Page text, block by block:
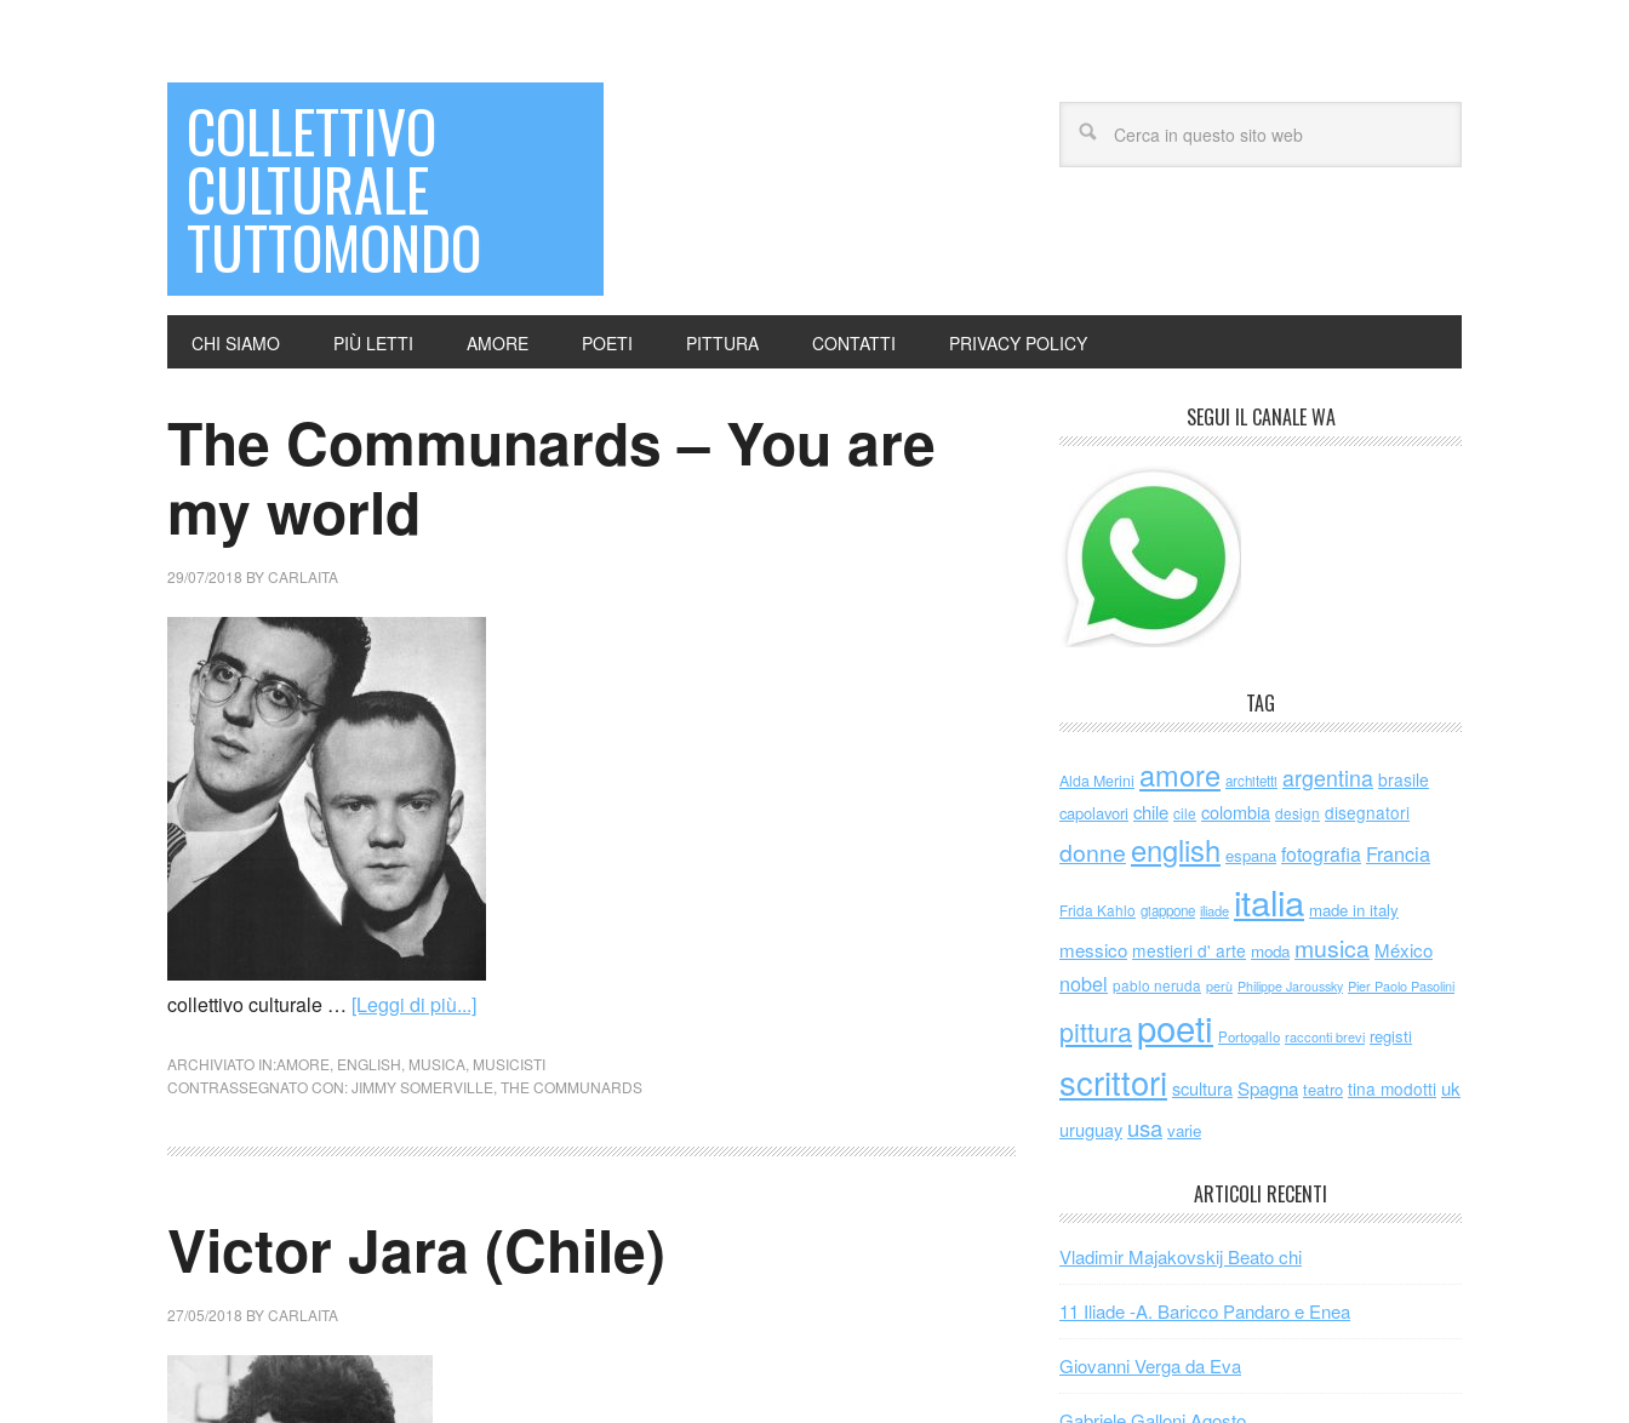
COLLETTIVO
CULTURALE
TUTTOMONDO
CHI SIAMO PIÙ LETTI AMORE POETI PITTURA CONTATTI PRIVACY POLICY
The Communards – You are
my world
29/07/2018 BYCARLAITA
collettivo culturale … [Leggi di più...]
ARCHIVIATO IN:AMORE ENGLISH MUSICA MUSICISTI
CONTRASSEGNATO CON:JIMMY SOMERVILLE THE COMMUNARDS
Victor Jara (Chile)
27/05/2018 BYCARLAITA
SEGUI IL CANALE WA
TAG
Alda Merini amore architetti argentina brasile
capolavori chile cile colombia design disegnatori
donne english espana fotografia Francia
Frida Kahlo giappone iliade italia made in italy
messico mestieri d' arte moda musica México
nobel pablo neruda perù Philippe Jaroussky Pier Paolo Pasolini
pitturapoeti Portogallo racconti brevi registi
scrittori scultura Spagna teatro tina modotti uk
uruguay usa varie
ARTICOLI RECENTI
Vladimir Majakovskij Beato chi
11 Iliade -A. Baricco Pandaro e Enea
Giovanni Verga da Eva